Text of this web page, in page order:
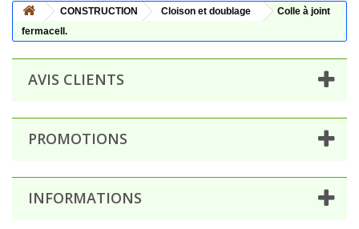
CONSTRUCTION Cloison et doublage
Colle à joint
fermacell.
AVIS CLIENTS
PROMOTIONS
INFORMATIONS